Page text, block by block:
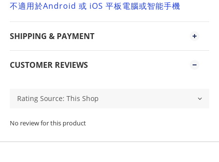
不適用於Android 或 iOS 平板電腦或智能手機
SHIPPING & PAYMENT
CUSTOMER REVIEWS
No review for this product